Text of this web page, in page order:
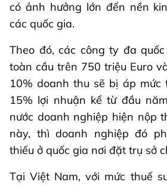
có ảnh hưởng lớn đến nền
các quốc gia.
Theo đó, các công ty đa
toàn cầu trên 750 triệu Euro
10% doanh thu sẽ bị áp mức
15% lợi nhuận kể từ đầu
nước doanh nghiệp hiện nộp
này, thì doanh nghiệp đó
thiếu ở quốc gia nơi đặt trụ sở
Tại Việt Nam, với mức thuế